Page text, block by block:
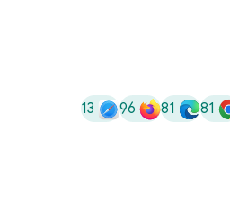
81
81
96
13